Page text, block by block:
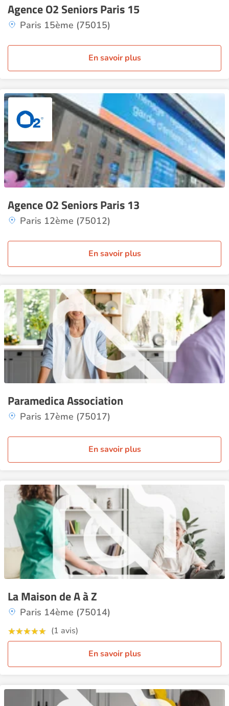
Agence O2 Seniors Paris 15
Paris 15ème (75015)
En savoir plus
Agence O2 Seniors Paris 13
Paris 12ème (75012)
En savoir plus
Paramedica Association
Paris 17ème (75017)
En savoir plus
La Maison de A à Z
Paris 14ème (75014)
(1 avis)
En savoir plus